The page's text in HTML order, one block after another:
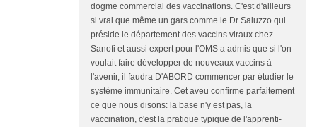
dogme commercial des vaccinations. C'est d'ailleurs
si vrai que même un gars comme le Dr Saluzzo qui
préside le département des vaccins viraux chez
Sanofi et aussi expert pour l'OMS a admis que si l'on
voulait faire développer de nouveaux vaccins à
l'avenir, il faudra D'ABORD commencer par étudier le
système immunitaire. Cet aveu confirme parfaitement
ce que nous disons: la base n'y est pas, la
vaccination, c'est la pratique typique de l'apprenti-